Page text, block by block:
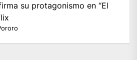
su protagonismo en “El